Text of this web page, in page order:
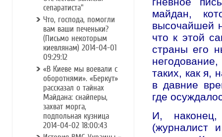
сепаратиста"
Что, господа, помогли
вам ваши печеньки?
(Письмо некоторым
киевлянам) 2014-04-01
09:29:12
«В Киеве мы воевали с
оборотнями». «Беркут»
рассказал о тайнах
Майдана: снайперы,
захват морга,
подпольная кузница
2014-04-02 18:00:43
майдан,
высочайшей
что к этой
страны его
таких, как я,
в давние
где
И,
(журналист